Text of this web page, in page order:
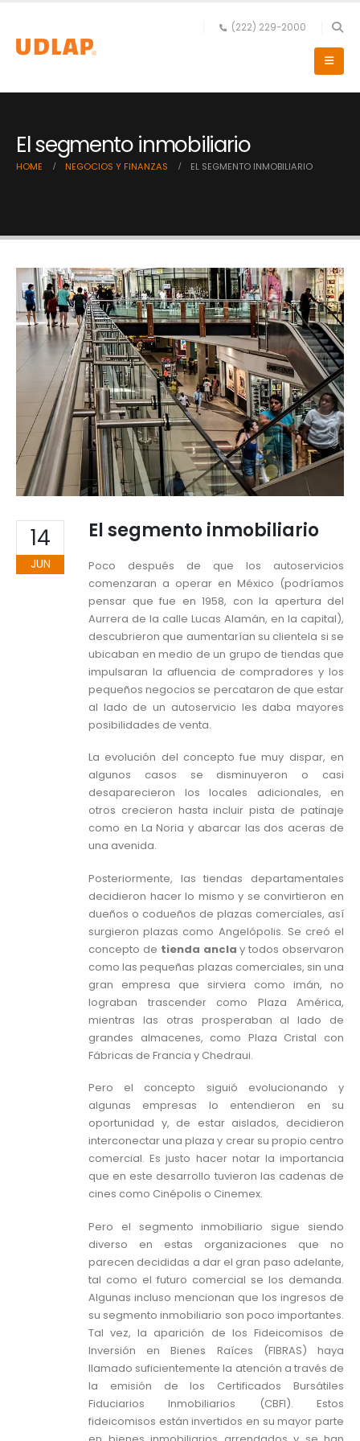
(222) 229-2000
El segmento inmobiliario
HOME NEGOCIOS Y FINANZAS EL SEGMENTO INMOBILIARIO
14
JUN
El segmento inmobiliario
Poco después de que los autoservicios
comenzaran a operar en México (podríamos
pensar que fue en 1958, con la apertura del
Aurrera de la calle Lucas Alamán, en la capital),
descubrieron que aumentarían su clientela si se
ubicaban en medio de un grupo de tiendas que
impulsaran la afluencia de compradores y los
pequeños negocios se percataron de que estar
al lado de un autoservicio les daba mayores
posibilidades de venta.
La evolución del concepto fue muy dispar, en
algunos casos se disminuyeron o casi
desaparecieron los locales adicionales, en
otros crecieron hasta incluir pista de patinaje
como en La Noria y abarcar las dos aceras de
una avenida.
Posteriormente, las tiendas departamentales
decidieron hacer lo mismo y se convirtieron en
dueños o codueños de plazas comerciales, así
surgieron plazas como Angelópolis. Se creó el
concepto de tienda ancla y todos observaron
como las pequeñas plazas comerciales, sin una
gran empresa que sirviera como imán, no
lograban trascender como Plaza América,
mientras las otras prosperaban al lado de
grandes almacenes, como Plaza Cristal con
Fábricas de Francia y Chedraui.
Pero el concepto siguió evolucionando y
algunas empresas lo entendieron en su
oportunidad y, de estar aislados, decidieron
interconectar una plaza y crear su propio centro
comercial. Es justo hacer notar la importancia
que en este desarrollo tuvieron las cadenas de
cines como Cinépolis o Cinemex.
Pero el segmento inmobiliario sigue siendo
diverso en estas organizaciones que no
parecen decididas a dar el gran paso adelante,
tal como el futuro comercial se los demanda.
Algunas incluso mencionan que los ingresos de
su segmento inmobiliario son poco importantes.
Tal vez, la aparición de los Fideicomisos de
Inversión en Bienes Raíces (FIBRAS) haya
llamado suficientemente la atención a través de
la emisión de los Certificados Bursátiles
Fiduciarios Inmobiliarios (CBFI). Estos
fideicomisos están invertidos en su mayor parte